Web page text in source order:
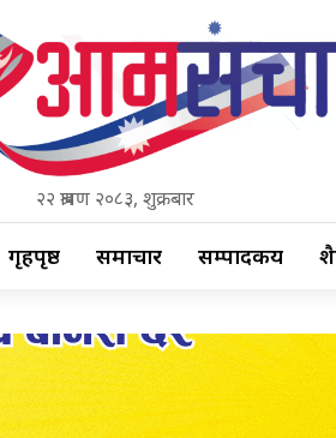
२२ श्रावण २०८३, शुक्रबार
गृहपृष्ठ समाचार सम्पादकीय